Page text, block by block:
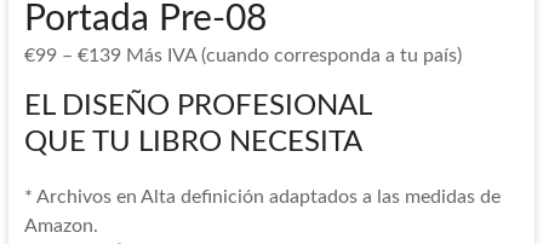
Portada Pre-08
€99– €139 Más IVA (cuando corresponda a tu país)
EL DISEÑO PROFESIONAL
QUE TU LIBRO NECESITA
* Archivos en Alta definición adaptados a las medidas de
Amazon.